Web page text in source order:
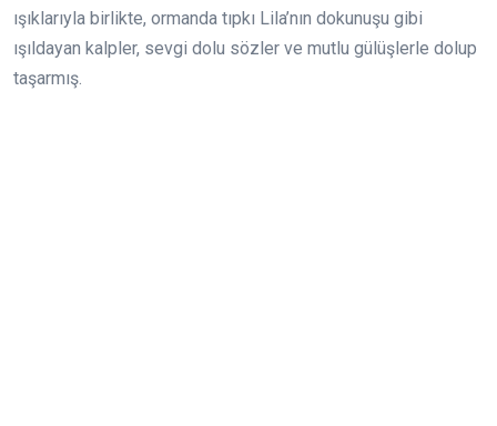
ışıklarıyla birlikte, ormanda tıpkı Lila’nın dokunuşu gibi
ışıldayan kalpler, sevgi dolu sözler ve mutlu gülüşlerle dolup
taşarmış.